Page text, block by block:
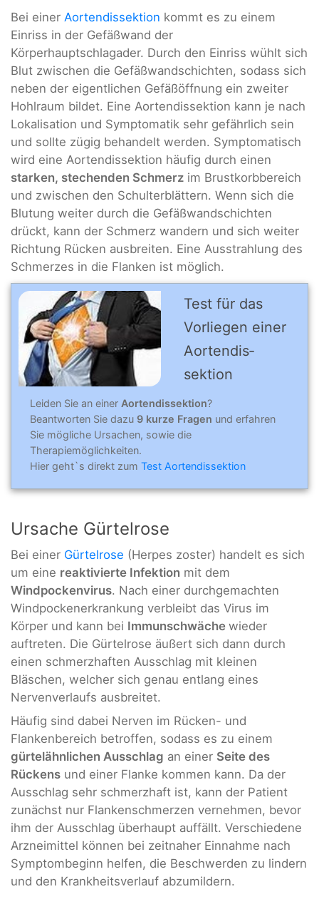
Bei einer Aortendissektion kommt es zu einem
Einriss in der Gefäßwand der
Körperhauptschlagader. Durch den Einriss wühlt sich
Blut zwischen die Gefäßwandschichten, sodass sich
neben der eigentlichen Gefäßöffnung ein zweiter
Hohlraum bildet. Eine Aortendissektion kann je nach
Lokalisation und Symptomatik sehr gefährlich sein
und sollte zügig behandelt werden. Symptomatisch
wird eine Aortendissektion häufig durch einen
starken, stechenden Schmerz im Brustkorbbereich
und zwischen den Schulterblättern. Wenn sich die
Blutung weiter durch die Gefäßwandschichten
drückt, kann der Schmerz wandern und sich weiter
Richtung Rücken ausbreiten. Eine Ausstrahlung des
Schmerzes in die Flanken ist möglich.
Test für das
Vorliegen einer
Aortendis­
sektion
Leiden Sie an einer Aortendissektion?
Beantworten Sie dazu 9 kurze Fragen und erfahren
Sie mögliche Ursachen, sowie die
Therapiemöglichkeiten.
Hier geht`s direkt zum Test Aortendissektion
Ursache Gürtelrose
Bei einer Gürtelrose (Herpes zoster) handelt es sich
um eine reaktivierte Infektion mit dem
Windpockenvirus. Nach einer durchgemachten
Windpockenerkrankung verbleibt das Virus im
Körper und kann bei Immunschwäche wieder
auftreten. Die Gürtelrose äußert sich dann durch
einen schmerzhaften Ausschlag mit kleinen
Bläschen, welcher sich genau entlang eines
Nervenverlaufs ausbreitet.
Häufig sind dabei Nerven im Rücken- und
Flankenbereich betroffen, sodass es zu einem
gürtelähnlichen Ausschlag an einer Seite des
Rückens und einer Flanke kommen kann. Da der
Ausschlag sehr schmerzhaft ist, kann der Patient
zunächst nur Flankenschmerzen vernehmen, bevor
ihm der Ausschlag überhaupt auffällt. Verschiedene
Arzneimittel können bei zeitnaher Einnahme nach
Symptombeginn helfen, die Beschwerden zu lindern
und den Krankheitsverlauf abzumildern.